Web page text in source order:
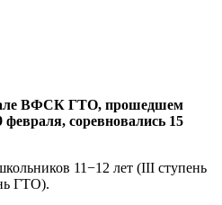
ВФСК ГТО, прошедшем
февраля, соревновались 15
11−12 лет (III ступень
ГТО).